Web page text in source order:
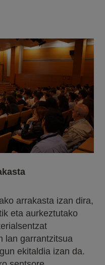
arrakasta izan dira,
eta aurkeztutako
lan garrantzitsua
ekitaldia izan da.